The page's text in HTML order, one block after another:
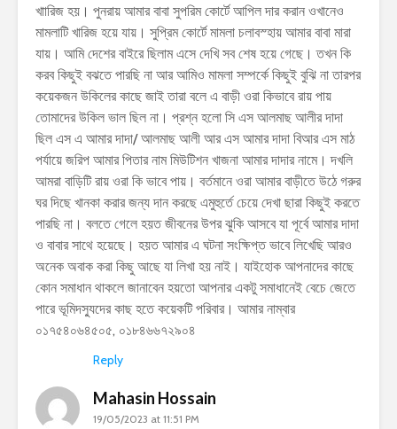
খাারিজ হয়। পুনরায় আমার বাবা সুপরিম কোর্টে আপিল দার করান ওখানেও
মামলাটি খারিজ হয়ে যায়। সুপ্রিম কোর্টে মামলা চলাবস্হায় আমার বাবা মারা
যায়। আমি দেশের বাইরে ছিলাম এসে দেখি সব শেষ হয়ে গেছে। তখন কি
করব কিছুই বঝতে পারছি না আর আমিও মামলা সম্পর্কে কিছুই বুঝি না তারপর
কয়েকজন উকিলের কাছে জাই তারা বলে এ বাড়ী ওরা কিভাবে রায় পায়
তোমাদের উকিল ভাল ছিল না। প্রশ্ন হলো সি এস আলমাছ আলীর দাদা
ছিল এস এ আমার দাদা/ আলমাছ আলী আর এস আমার দাদা বিআর এস মাঠ
পর্যায়ে জরিপ আমার পিতার নাম মিউটিশন খাজনা আমার দাদার নামে। দখলি
আমরা বাড়িটি রায় ওরা কি ভাবে পায়। বর্তমানে ওরা আমার বাড়ীতে উঠে গরুর
ঘর দিছে খানকা করার জন্য দান করছে এমুহুর্তে চেয়ে দেখা ছারা কিছুই করতে
পারছি না। বলতে গেলে হয়ত জীবনের উপর ঝুকি আসবে যা পূর্বে আমার দাদা
ও বাবার সাথে হয়েছে। হয়ত আমার এ ঘটনা সংক্ষিপ্ত ভাবে লিখেছি আরও
অনেক অবাক করা কিছু আছে যা লিখা হয় নাই। যাইহোক আপনাদের কাছে
কোন সমাধান থাকলে জানাবেন হয়তো আপনার একটু সমাধানেই বেচে জেতে
পারে ভূমিদস্যুদের কাছ হতে কয়েকটি পরিবার। আমার নাম্বার
০১৭৫৪০৬৪৫০৫, ০১৮৪৬৬৭২৯০৪
Reply
Mahasin Hossain
19/05/2023 at 11:51 PM